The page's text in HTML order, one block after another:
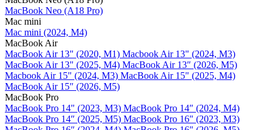
MacBook Neo (A18 Pro)
Mac mini
Mac mini (2024, M4)
MacBook Air
MacBook Air 13" (2020, M1) Macbook Air 13" (2024, M3)
MacBook Air 13" (2025, M4) MacBook Air 13″ (2026, M5)
Macbook Air 15" (2024, M3) MacBook Air 15" (2025, M4)
MacBook Air 15″ (2026, M5)
MacBook Pro
MacBook Pro 14" (2023, M3) MacBook Pro 14″ (2024, M4)
MacBook Pro 14″ (2025, M5) MacBook Pro 16" (2023, M3)